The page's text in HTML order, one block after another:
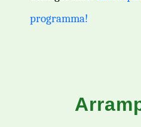
programma!